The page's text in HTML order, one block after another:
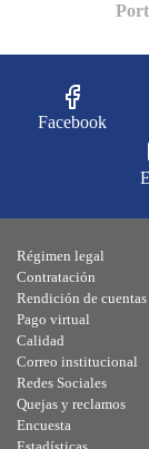
Facebook
Régimen legal
Contratación
Rendición de cuentas
Pago virtual
Calidad
Correo institucional
Redes Sociales
Quejas y reclamos
Encuesta